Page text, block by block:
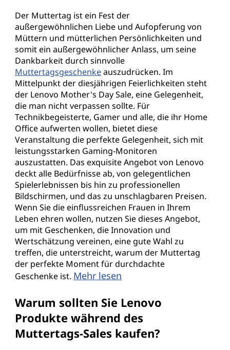
Der Muttertag ist ein Fest der
außergewöhnlichen Liebe und Aufopferung von
Müttern und mütterlichen Persönlichkeiten und
somit ein außergewöhnlicher Anlass, um seine
Dankbarkeit durch sinnvolle
Muttertagsgeschenkeauszudrücken. Im
Mittelpunkt der diesjährigen Feierlichkeiten steht
der Lenovo Mother's Day Sale, eine Gelegenheit,
die man nicht verpassen sollte. Für
Technikbegeisterte, Gamer und alle, die ihr Home
Office aufwerten wollen, bietet diese
Veranstaltung die perfekte Gelegenheit, sich mit
leistungsstarken Gaming-Monitoren
auszustatten. Das exquisite Angebot von Lenovo
deckt alle Bedürfnisse ab, von gelegentlichen
Spielerlebnissen bis hin zu professionellen
Bildschirmen, und das zu unschlagbaren Preisen.
Wenn Sie die einflussreichen Frauen in Ihrem
Leben ehren wollen, nutzen Sie dieses Angebot,
um mit Geschenken, die Innovation und
Wertschätzung vereinen, eine gute Wahl zu
treffen, die unterstreicht, warum der Muttertag
der perfekte Moment für durchdachte
Geschenke ist. Mehr lesen
Warum sollten Sie Lenovo
Produkte während des
Muttertags-Sales kaufen?